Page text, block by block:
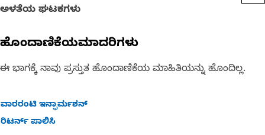
ಅಳತೆಯ ಘಟಕಗಳು
ಹೊಂದಾಣಿಕೆಯಮಾದರಿಗಳು
ಈ ಭಾಗಕ್ಕೆ ನಾವು ಪ್ರಸ್ತುತ ಹೊಂದಾಣಿಕೆಯ ಮಾಹಿತಿಯನ್ನು ಹೊಂದಿಲ್ಲ.
ವಾರರಂಟಿ ಇನ್ಫಾರ್ಮಶನ್
ರಿಟರ್ನ್ ಪಾಲಿಸಿ